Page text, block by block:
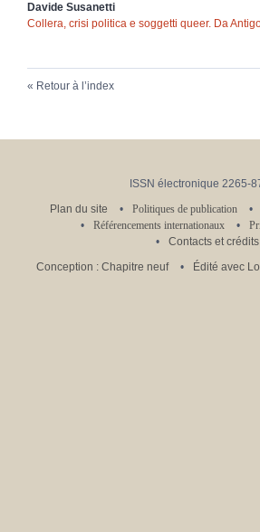
Davide Susanetti
Collera, crisi politica e soggetti queer. Da
Retour à l’index
ISSN électronique 2265-
Plan du site
Politiques de publication
Référencements internationaux
Contacts et crédits
Conception : Chapitre neuf
Édité avec